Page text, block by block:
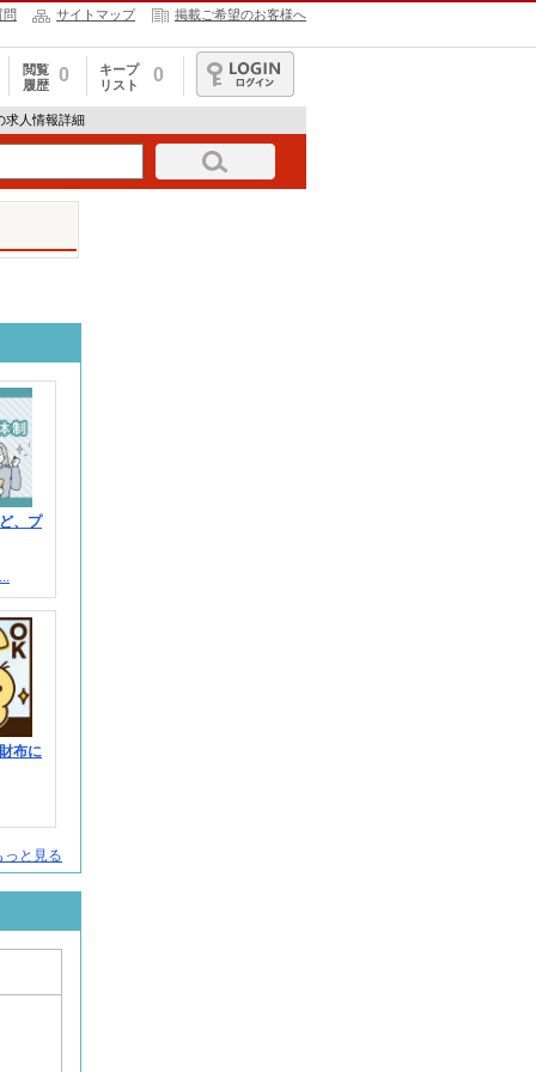
問 サイトマップ 掲載ご希望のお客様へ
閲覧
履歴
0
キープ
リスト
0
ログイン
求人情報詳細
、プ
布に
と見る